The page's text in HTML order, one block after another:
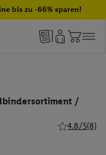
bis zu -66% sparen!
/
4.8/5(8)